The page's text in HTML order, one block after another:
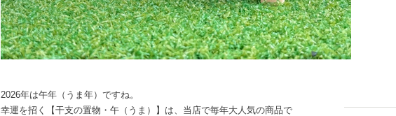
2026年は午年（うま年）ですね。
幸運を招く【干支の置物・午（うま）】は、当店で毎年大人気の商品で